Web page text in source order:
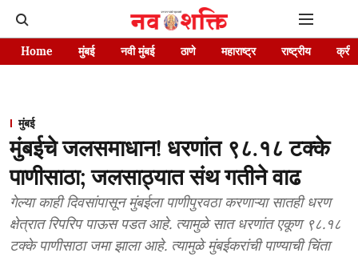
Home मुंबई नवी मुंबई ठाणे महाराष्ट्र राष्ट्रीय
मुंबई
मुंबईचे जलसमाधान! धरणांत ९८.१८ टक्के
पाणीसाठा; जलसाठ्यात संथ गतीने वाढ
गेल्या काही दिवसांपासून मुंबईला पाणीपुरवठा करणाऱ्या सातही धरण
क्षेत्रात रिपरिप पाऊस पडत आहे. त्यामुळे सात धरणांत एकूण ९८.१८
टक्के पाणीसाठा जमा झाला आहे. त्यामुळे मुंबईकरांची पाण्याची चिंता